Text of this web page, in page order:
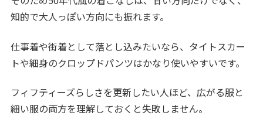
知的で大人っぽい方向にも振れます。
仕事着や街着として落とし込みたいなら、タイトスカー
トや細身のクロップドパンツはかなり使いやすいです。
フィフティーズらしさを更新したい人ほど、広がる服と
細い服の両方を理解しておくと失敗しません。